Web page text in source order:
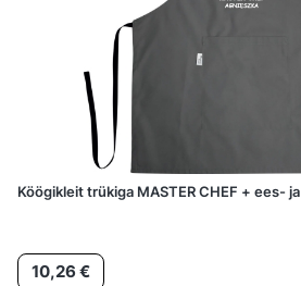
Köögikleit trükiga MASTER CHEF + ees-
Hind10,26 €